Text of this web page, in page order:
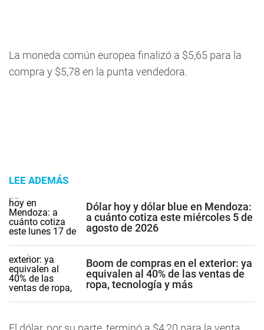
La moneda común europea finalizó a $5,65 para la
compra y $5,78 en la punta vendedora.
LEE ADEMÁS
Dólar hoy y dólar blue en Mendoza:
a cuánto cotiza este miércoles 5 de
agosto de 2026
Boom de compras en el exterior: ya
equivalen al 40% de las ventas de
ropa, tecnología y más